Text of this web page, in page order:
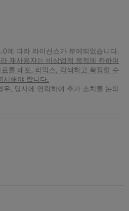
에 따라 라이선스가 부여되었습니다.
재사용자는 비상업적 목적에 한하여
를 배포, 리믹스, 각색하고 확장할 수
시해야 합니다.
, 당사에 연락하여 추가 조치를 논의